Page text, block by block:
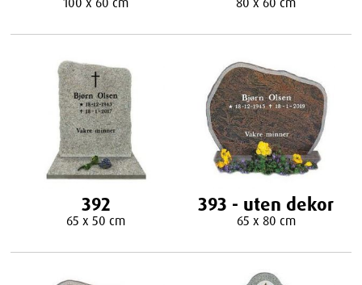
392
65 x 50 cm
393 - uten dekor
65 x 80 cm